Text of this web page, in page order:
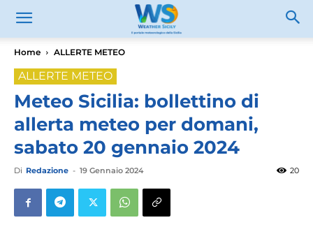
Home ALLERTE METEO
ALLERTE METEO
Meteo Sicilia: bollettino di
allerta meteo per domani,
sabato 20 gennaio 2024
Di Redazione - 19 Gennaio 2024 20